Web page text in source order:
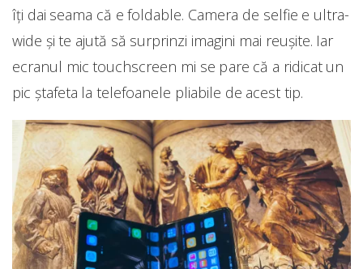
îți dai seama că e foldable. Camera de selfie e ultra-
wide și te ajută să surprinzi imagini mai reușite. Iar
ecranul mic touchscreen mi se pare că a ridicat un
pic ștafeta la telefoanele pliabile de acest tip.